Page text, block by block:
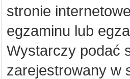
stronie
egzaminu lub
Wystarczy podać
zarejestrowany w